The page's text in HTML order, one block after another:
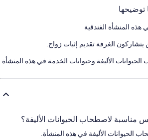
توضيحها
هذه المنشأة الفندقية
يتشاركون الغرفة تقديم إثبات زواج.
الأليفة وحيوانات الخدمة في هذه المنشأة
مناسبة لاصطحاب الحيوانات الأليفة؟
الحيوانات الأليفة في هذه المنشأة.